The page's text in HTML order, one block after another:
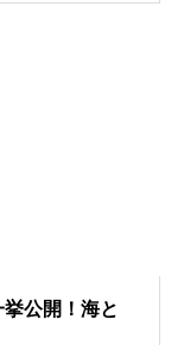
公開！海と